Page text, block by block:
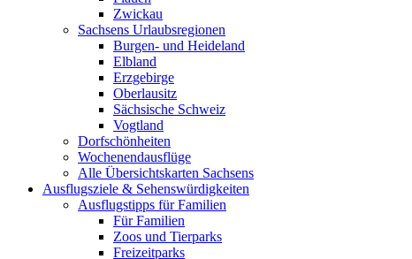
Zwickau
Sachsens Urlaubsregionen
Burgen- und Heideland
Elbland
Erzgebirge
Oberlausitz
Sächsische Schweiz
Vogtland
Dorfschönheiten
Wochenendausflüge
Alle Übersichtskarten Sachsens
Ausflugsziele & Sehenswürdigkeiten
Ausflugstipps für Familien
Für Familien
Zoos und Tierparks
Freizeitparks